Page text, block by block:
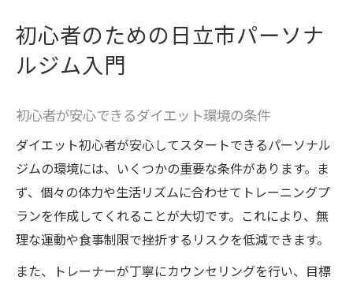
安いジムとパーソナルジムの違いと選び方
無理なく始める日立市ダイエット成功術
初心者に最適なパーソナルジム活用法
日立市のジムでダイエットを成功させるス
テップ
ダイエット失敗から学ぶ継続のコツと注意
点
ダイエット初心者が目指す理想の運動ペー
ス
初心者のための日立市パーソナ
ルジム入門
初心者が安心できるダイエット環境の条件
ダイエット初心者が安心してスタートできるパーソナル
ジムの環境には、いくつかの重要な条件があります。ま
ず、個々の体力や生活リズムに合わせてトレーニングプ
ランを作成してくれることが大切です。これにより、無
理な運動や食事制限で挫折するリスクを低減できます。
また、トレーナーが丁寧にカウンセリングを行い、目標